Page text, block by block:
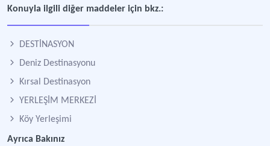
Konuyla ilgili diğer maddeler için bkz.:
DESTİNASYON
Deniz Destinasyonu
Kırsal Destinasyon
YERLEŞİM MERKEZİ
Köy Yerleşimi
Ayrıca Bakınız